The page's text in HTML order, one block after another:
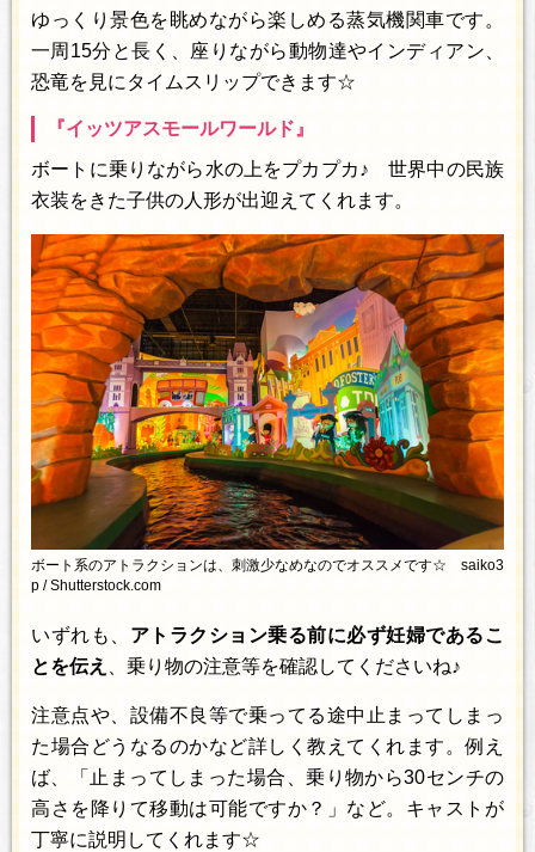
ゆっくり景色を眺めながら楽しめる蒸気機関車です。
一周15分と長く、座りながら動物達やインディアン、
恐竜を見にタイムスリップできます☆
『イッツアスモールワールド』
ボートに乗りながら水の上をプカプカ♪ 世界中の民族
衣装をきた子供の人形が出迎えてくれます。
ボート系のアトラクションは、刺激少なめなのでオススメです☆ saiko3
p / Shutterstock.com
いずれも、 アトラクション乗る前に必ず妊婦であるこ
とを伝え
、乗り物の注意等を確認してくださいね♪
注意点や、設備不良等で乗ってる途中止まってしまっ
た場合どうなるのかなど詳しく教えてくれます。例え
ば、「止まってしまった場合、乗り物から30センチの
高さを降りて移動は可能ですか？」など。キャストが
丁寧に説明してくれます☆